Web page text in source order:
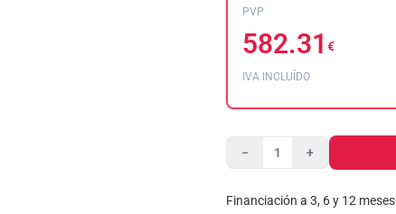
PVP
582.31 €
IVA INCLUÍDO
− +
Financiación a 3, 6 y 12 meses